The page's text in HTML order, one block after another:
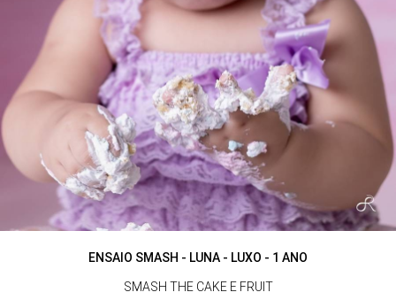
ENSAIO SMASH - LUNA - LUXO - 1 ANO
SMASH THE CAKE E FRUIT